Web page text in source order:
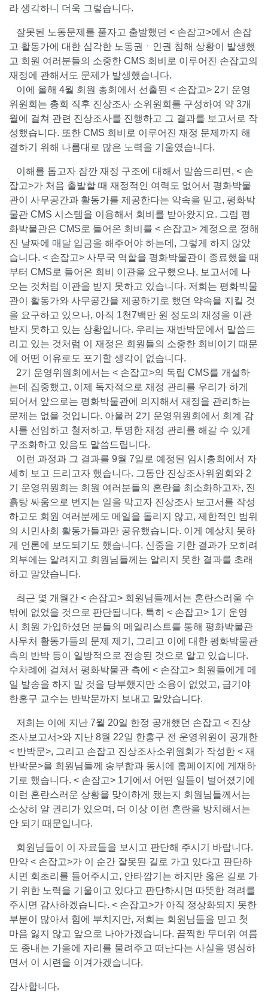
라 생각하니 더욱 그렇습니다.
잘못된 노동문제를 풀자고 출발했던 < 손잡고>에서 손잡
고 활동가에 대한 심각한 노동권ㆍ인권 침해 상황이 발생했
고 회원 여러분들의 소중한 CMS 회비로 이루어진 손잡고의
재정에 관해서도 문제가 발생했습니다.
이에 올해 4월 회원 총회에서 선출된 < 손잡고> 2기 운영
위원회는 총회 직후 진상조사 소위원회를 구성하여 약 3개
월에 걸쳐 관련 진상조사를 진행하고 그 결과를 보고서로 작
성했습니다. 또한 CMS 회비로 이루어진 재정 문제까지 해
결하기 위해 나름대로 많은 노력을 기울였습니다.
이해를 돕고자 잠깐 재정 구조에 대해서 말씀드리면, < 손
잡고>가 처음 출발할 때 재정적인 여력도 없어서 평화박물
관이 사무공간과 활동가를 제공한다는 약속을 믿고, 평화박
물관 CMS 시스템을 이용해서 회비를 받아왔지요. 그럼 평
화박물관은 CMS로 들어온 회비를 < 손잡고> 계정으로 정해
진 날짜에 매달 입금을 해주어야 하는데, 그렇게 하지 않았
습니다. < 손잡고> 사무국 역할을 평화박물관이 종료했을 때
부터 CMS로 들어온 회비 이관을 요구했으나, 보고서에 나
오는 것처럼 이관을 받지 못하고 있습니다. 저희는 평화박물
관이 활동가와 사무공간을 제공하기로 했던 약속을 지킬 것
을 요구하고 있으나, 아직 1천7백만 원 정도의 재정을 이관
받지 못하고 있는 상황입니다. 우리는 재반박문에서 말씀드
리고 있는 것처럼 이 재정은 회원들의 소중한 회비이기 때문
에 어떤 이유로도 포기할 생각이 없습니다.
2기 운영위원회에서는 < 손잡고>의 독립 CMS를 개설하
는데 집중했고, 이제 독자적으로 재정 관리를 우리가 하게
되어서 앞으로는 평화박물관에 의지해서 재정을 관리하는
문제는 없을 것입니다. 아울러 2기 운영위원회에서 회계 감
사를 선임하고 철저하고, 투명한 재정 관리를 해갈 수 있게
구조화하고 있음도 말씀드립니다.
이런 과정과 그 결과를 9월 7일로 예정된 임시총회에서 자
세히 보고 드리고자 했습니다. 그동안 진상조사위원회와 2
기 운영위원회는 회원 여러분들의 혼란을 최소화하고자, 진
흙탕 싸움으로 번지는 일을 막고자 진상조사 보고서를 작성
하고도 회원 여러분께도 메일을 돌리지 않고, 제한적인 범위
의 시민사회 활동가들과만 공유했습니다. 이게 예상치 못하
게 언론에 보도되기도 했습니다. 신중을 기한 결과가 오히려
외부에는 알려지고 회원님들께는 알리지 못한 결과를 초래
하고 말았습니다.
최근 몇 개월간 < 손잡고> 회원님들께서는 혼란스러울 수
밖에 없었을 것으로 판단됩니다. 특히 < 손잡고> 1기 운영
시 회원 가입하셨던 분들의 메일리스트를 통해 평화박물관
사무처 활동가들의 문제 제기, 그리고 이에 대한 평화박물관
측의 반박 등이 일방적으로 전송된 것으로 알고 있습니다.
수차례에 걸쳐서 평화박물관 측에 < 손잡고> 회원들에게 메
일 발송을 하지 말 것을 당부했지만 소용이 없었고, 급기야
한홍구 교수는 반박문까지 보내고 말았습니다.
저희는 이에 지난 7월 20일 한정 공개했던 손잡고 < 진상
조사보고서>와 지난 8월 22일 한홍구 전 운영위원이 공개한
< 반박문>, 그리고 손잡고 진상조사소위원회가 작성한 < 재
반박문>을 회원님들께 송부함과 동시에 홈페이지에 게재하
기로 했습니다. < 손잡고> 1기에서 어떤 일들이 벌어졌기에
이런 혼란스러운 상황을 맞이하게 됐는지 회원님들께서는
소상히 알 권리가 있으며, 더 이상 이런 혼란을 방치해서는
안 되기 때문입니다.
회원님들이 이 자료들을 보시고 판단해 주시기 바랍니다.
만약 < 손잡고>가 이 순간 잘못된 길로 가고 있다고 판단하
시면 회초리를 들어주시고, 안타깝기는 하지만 옳은 길로 가
기 위한 노력을 기울이고 있다고 판단하시면 따뜻한 격려를
주시면 감사하겠습니다. < 손잡고>가 아직 정상화되지 못한
부분이 많아서 힘에 부치지만, 저희는 회원님들을 믿고 첫
마음 잃지 않고 앞으로 나아가겠습니다. 끔찍한 무더위 여름
도 종내는 가을에 자리를 물려주고 떠난다는 사실을 명심하
면서 이 시련을 이겨가겠습니다.
감사합니다.